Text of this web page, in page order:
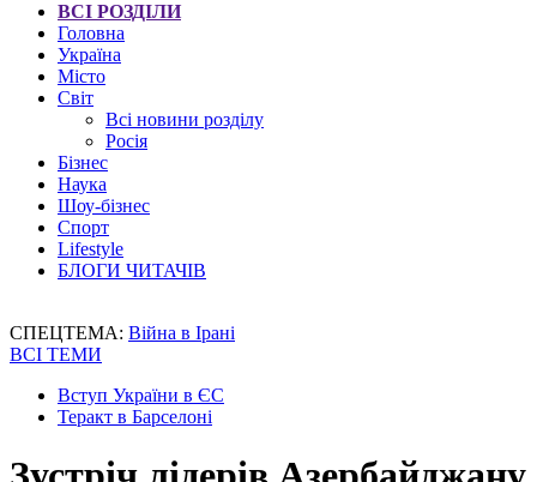
ВСІ РОЗДІЛИ
Головна
Україна
Місто
Світ
Всі новини розділу
Росія
Бізнес
Наука
Шоу-бізнес
Спорт
Lifestyle
БЛОГИ ЧИТАЧІВ
СПЕЦТЕМА: Війна в Ірані
ВСІ ТЕМИ
Вступ України в ЄС
Теракт в Барселоні